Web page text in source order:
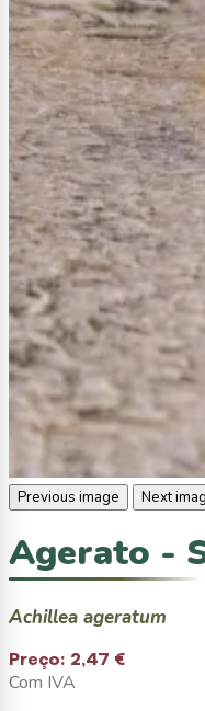
Previous image Next
Agerato -
Achillea ageratum
Preço: 2,47 €
Com IVA